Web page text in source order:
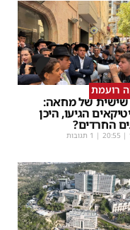
רועמת
של מחאה:
הגיעו, היכן
החרדים?
|
20:55 | 1 תגובות